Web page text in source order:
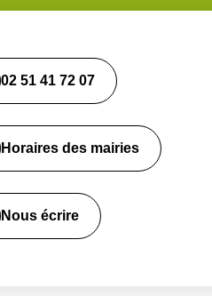
02 51 41 72 07
Horaires des mairies
Nous écrire